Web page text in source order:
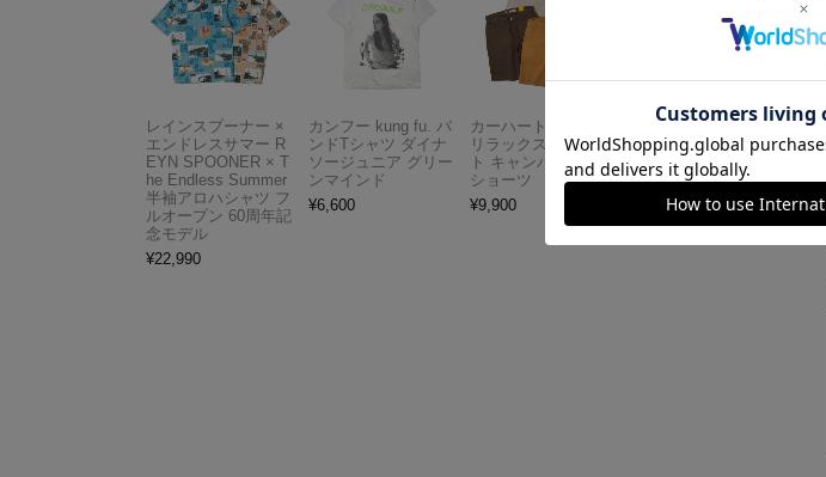
レインスプーナー ×
エンドレスサマー R
EYN SPOONER × T
he Endless Summer
半袖アロハシャツ フ
ルオープン 60周年記
念モデル
¥22,990
カンフー kung fu. バ
ンドTシャツ ダイナ
ソージュニア グリー
ンマインド
¥6,600
カーハート Carhartt
リラックスドフィッ
ト キャンバスワーク
ショーツ
¥9,900
アメリカンクラシッ
クス AMERICAN CL
ASSICS ムービーT
シャツ フォレストガ
ンプ ロゴ＆ベンチ
¥5,747